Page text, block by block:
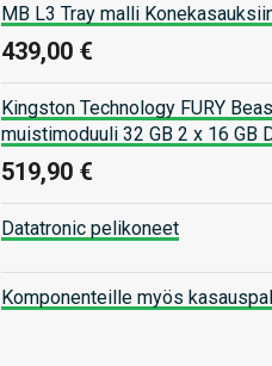
MB L3 Tray malli
439,00 €
Kingston Technology FURY
muistimoduuli 32 GB 2 x 16 GB
519,90 €
Datatronic pelikoneet
Komponenteille myös